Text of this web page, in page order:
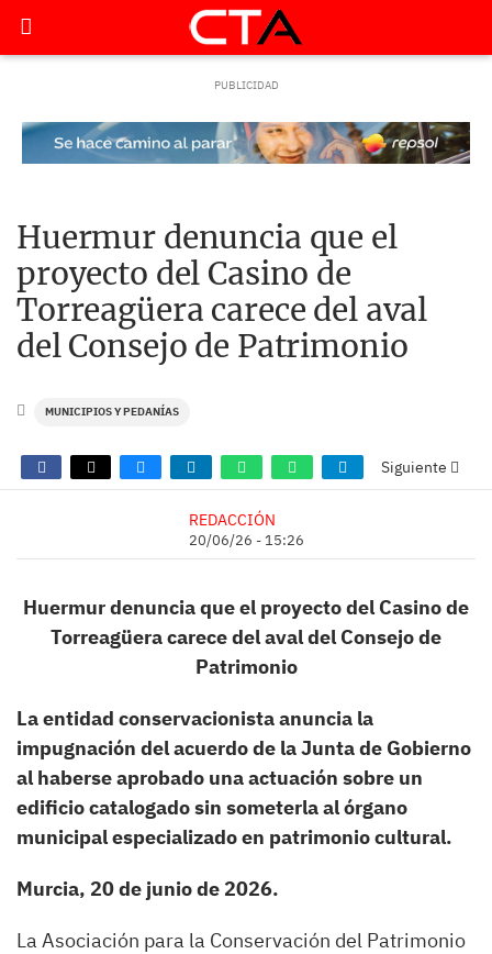
Huermur denuncia que el
proyecto del Casino de
Torreagüera carece del aval
del Consejo de Patrimonio
MUNICIPIOS Y PEDANÍAS
Siguiente
REDACCIÓN
20/06/26 - 15:26
Huermur denuncia que el proyecto del Casino de
Torreagüera carece del aval del Consejo de
Patrimonio
La entidad conservacionista anuncia la
impugnación del acuerdo de la Junta de Gobierno
al haberse aprobado una actuación sobre un
edificio catalogado sin someterla al órgano
municipal especializado en patrimonio cultural.
Murcia, 20 de junio de 2026.
La Asociación para la Conservación del Patrimonio